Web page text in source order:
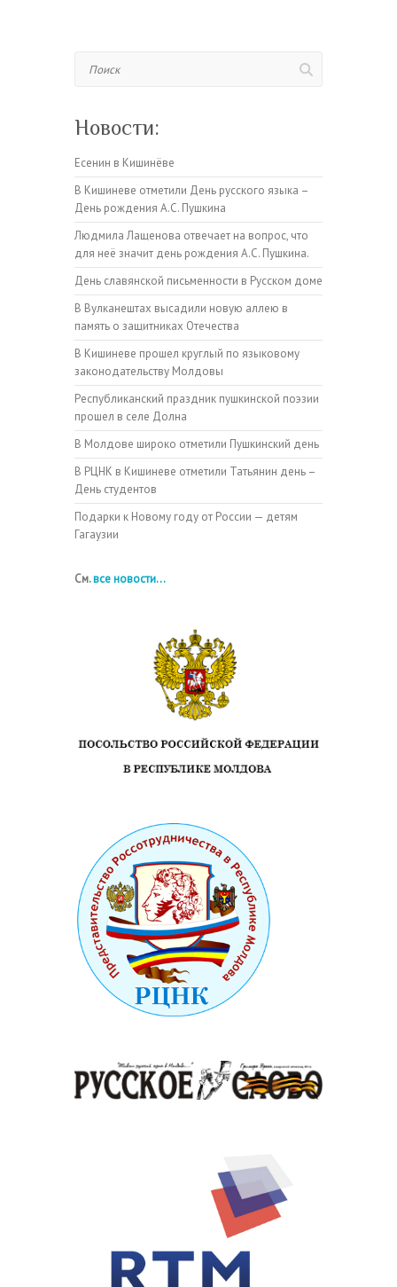
Новости:
Есенин в Кишинёве
В Кишиневе отметили День русского языка –
День рождения А.С. Пушкина
Людмила Лащенова отвечает на вопрос, что
для неё значит день рождения А.С. Пушкина.
День славянской письменности в Русском доме
В Вулканештах высадили новую аллею в
память о защитниках Отечества
В Кишиневе прошел круглый по языковому
законодательству Молдовы
Республиканский праздник пушкинской поэзии
прошел в селе Долна
В Молдове широко отметили Пушкинский день
В РЦНК в Кишиневе отметили Татьянин день –
День студентов
Подарки к Новому году от России — детям
Гагаузии
См.все новости...